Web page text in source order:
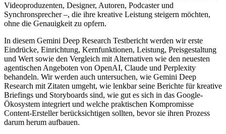
Videoproduzenten, Designer, Autoren, Podcaster und
Synchronsprecher –, die ihre kreative Leistung steigern möchten,
ohne die Genauigkeit zu opfern.
In diesem Gemini Deep Research Testbericht werden wir erste
Eindrücke, Einrichtung, Kernfunktionen, Leistung, Preisgestaltung
und Wert sowie den Vergleich mit Alternativen wie den neuesten
agentischen Angeboten von OpenAI, Claude und Perplexity
behandeln. Wir werden auch untersuchen, wie Gemini Deep
Research mit Zitaten umgeht, wie lenkbar seine Berichte für kreative
Briefings und Storyboards sind, wie gut es sich in das Google-
Ökosystem integriert und welche praktischen Kompromisse
Content-Ersteller berücksichtigen sollten, bevor sie ihren Prozess
darum herum aufbauen.